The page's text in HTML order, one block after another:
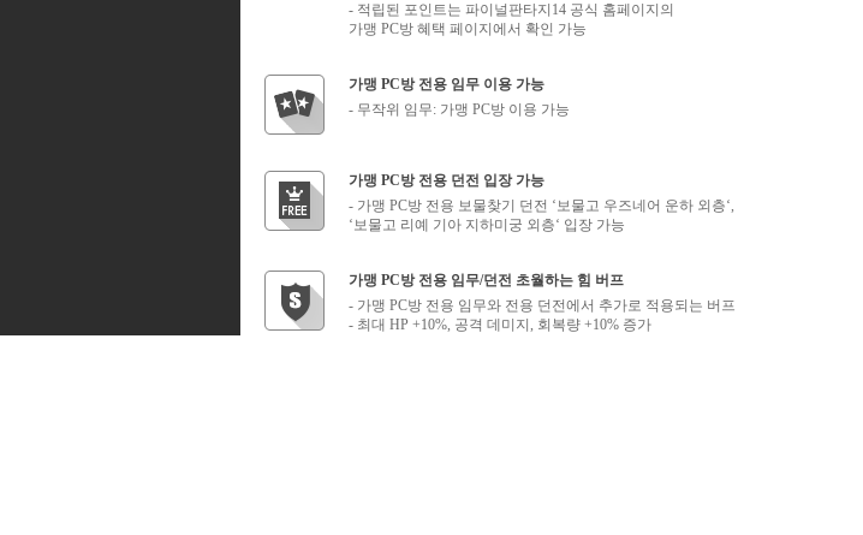
- 적립된 포인트는 파이널판타지14 공식 홈페이지의
가맹 PC방 혜택 페이지에서 확인 가능
가맹 PC방 전용 임무 이용 가능
- 무작위 임무: 가맹 PC방 이용 가능
가맹 PC방 전용 던전 입장 가능
- 가맹 PC방 전용 보물찾기 던전 ‘보물고 우즈네어 운하 외층‘,
‘보물고 리예 기아 지하미궁 외층‘ 입장 가능
가맹 PC방 전용 임무/던전 초월하는 힘 버프
- 가맹 PC방 전용 임무와 전용 던전에서 추가로 적용되는 버프
- 최대 HP +10%, 공격 데미지, 회복량 +10% 증가